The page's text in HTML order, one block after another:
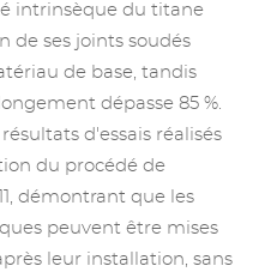
intrinsèque du titane
de ses joints soudés
de base, tandis
dépasse 85 %.
d'essais réalisés
du procédé de
démontrant que les
peuvent être mises
leur installation, sans